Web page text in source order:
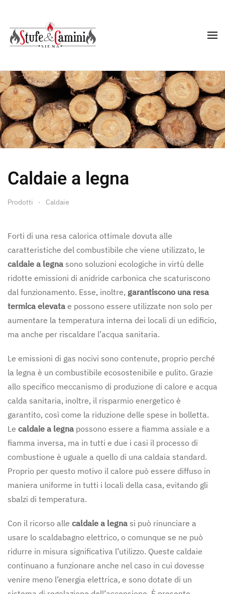
Skip
to
Caldaie a legna
Prodotti Caldaie
Forti di una resa calorica ottimale dovuta alle
caratteristiche del combustibile che viene utilizzato, le
caldaie a legna sono soluzioni ecologiche in virtù delle
ridotte emissioni di anidride carbonica che scaturiscono
dal funzionamento. Esse, inoltre, garantiscono una resa
termica elevata e possono essere utilizzate non solo per
aumentare la temperatura interna dei locali di un edificio,
ma anche per riscaldare l’acqua sanitaria.
Le emissioni di gas nocivi sono contenute, proprio perché
la legna è un combustibile ecosostenibile e pulito. Grazie
allo specifico meccanismo di produzione di calore e acqua
calda sanitaria, inoltre, il risparmio energetico è
garantito, così come la riduzione delle spese in bolletta.
Le caldaie a legna possono essere a fiamma assiale e a
fiamma inversa, ma in tutti e due i casi il processo di
combustione è uguale a quello di una caldaia standard.
Proprio per questo motivo il calore può essere diffuso in
maniera uniforme in tutti i locali della casa, evitando gli
sbalzi di temperatura.
Con il ricorso alle caldaie a legna si può rinunciare a
usare lo scaldabagno elettrico, o comunque se ne può
ridurre in misura significativa l’utilizzo. Queste caldaie
continuano a funzionare anche nel caso in cui dovesse
venire meno l’energia elettrica, e sono dotate di un